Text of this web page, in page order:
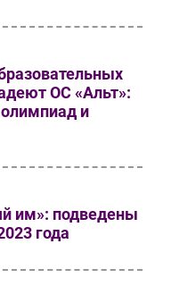
ОС «Альт»:
олимпиад и
им»: подведены
года